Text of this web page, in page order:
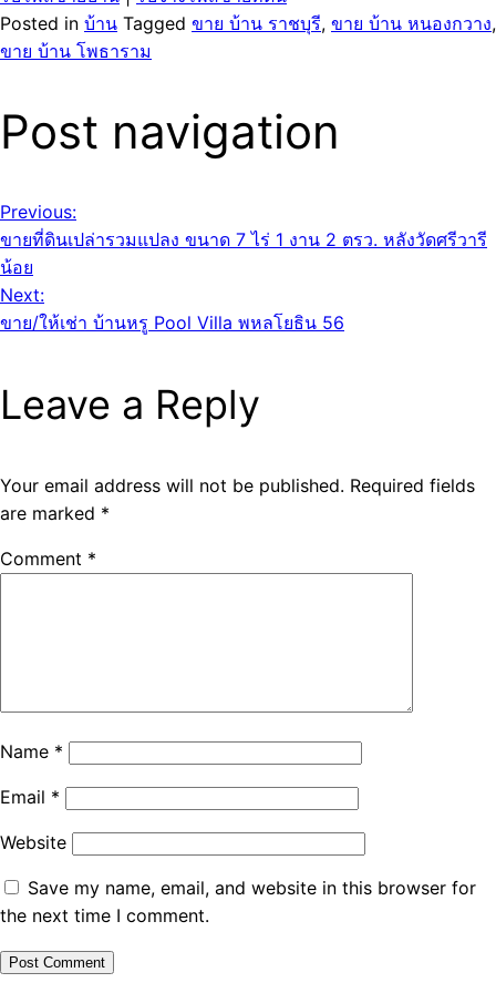
Posted in บ้าน Tagged ขาย บ้าน ราชบุรี, ขาย บ้าน หนองกวาง,
ขาย บ้าน โพธาราม
Post navigation
Previous:
ขายที่ดินเปล่ารวมแปลง ขนาด 7 ไร่ 1 งาน 2 ตรว. หลังวัดศรีวารี
น้อย
Next:
ขาย/ให้เช่า บ้านหรู Pool Villa พหลโยธิน 56
Leave a Reply
Your email address will not be published. Required fields
are marked *
Comment *
Name *
Email *
Website
Save my name, email, and website in this browser for
the next time I comment.